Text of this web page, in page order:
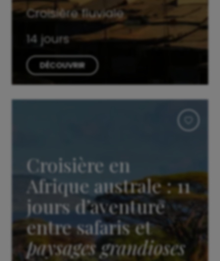
Croisière fluviale
14 jours
DÉCOUVRIR
Croisière en
Afrique australe : 11
jours d’aventure
entre safaris et
paysages grandioses